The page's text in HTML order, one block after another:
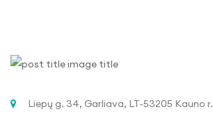
Liepų g. 34, Garliava, LT-53205 Kauno r.